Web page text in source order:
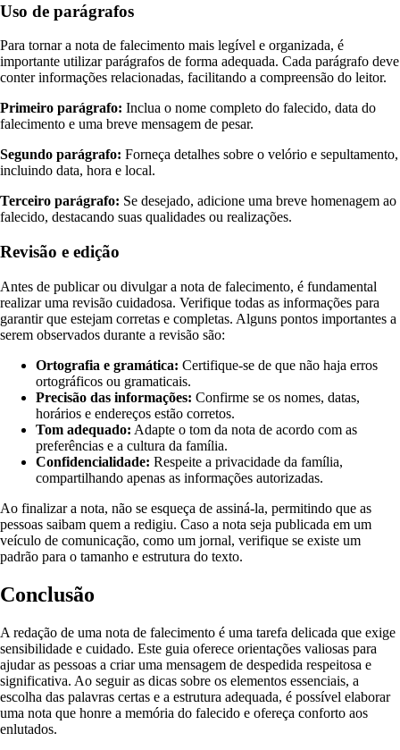
Uso de parágrafos
Para tornar a nota de falecimento mais legível e organizada, é
importante utilizar parágrafos de forma adequada. Cada parágrafo deve
conter informações relacionadas, facilitando a compreensão do leitor.
Primeiro parágrafo: Inclua o nome completo do falecido, data do
falecimento e uma breve mensagem de pesar.
Segundo parágrafo: Forneça detalhes sobre o velório e sepultamento,
incluindo data, hora e local.
Terceiro parágrafo: Se desejado, adicione uma breve homenagem ao
falecido, destacando suas qualidades ou realizações.
Revisão e edição
Antes de publicar ou divulgar a nota de falecimento, é fundamental
realizar uma revisão cuidadosa. Verifique todas as informações para
garantir que estejam corretas e completas. Alguns pontos importantes a
serem observados durante a revisão são:
Ortografia e gramática: Certifique-se de que não haja erros
ortográficos ou gramaticais.
Precisão das informações: Confirme se os nomes, datas,
horários e endereços estão corretos.
Tom adequado: Adapte o tom da nota de acordo com as
preferências e a cultura da família.
Confidencialidade: Respeite a privacidade da família,
compartilhando apenas as informações autorizadas.
Ao finalizar a nota, não se esqueça de assiná-la, permitindo que as
pessoas saibam quem a redigiu. Caso a nota seja publicada em um
veículo de comunicação, como um jornal, verifique se existe um
padrão para o tamanho e estrutura do texto.
Conclusão
A redação de uma nota de falecimento é uma tarefa delicada que exige
sensibilidade e cuidado. Este guia oferece orientações valiosas para
ajudar as pessoas a criar uma mensagem de despedida respeitosa e
significativa. Ao seguir as dicas sobre os elementos essenciais, a
escolha das palavras certas e a estrutura adequada, é possível elaborar
uma nota que honre a memória do falecido e ofereça conforto aos
enlutados.